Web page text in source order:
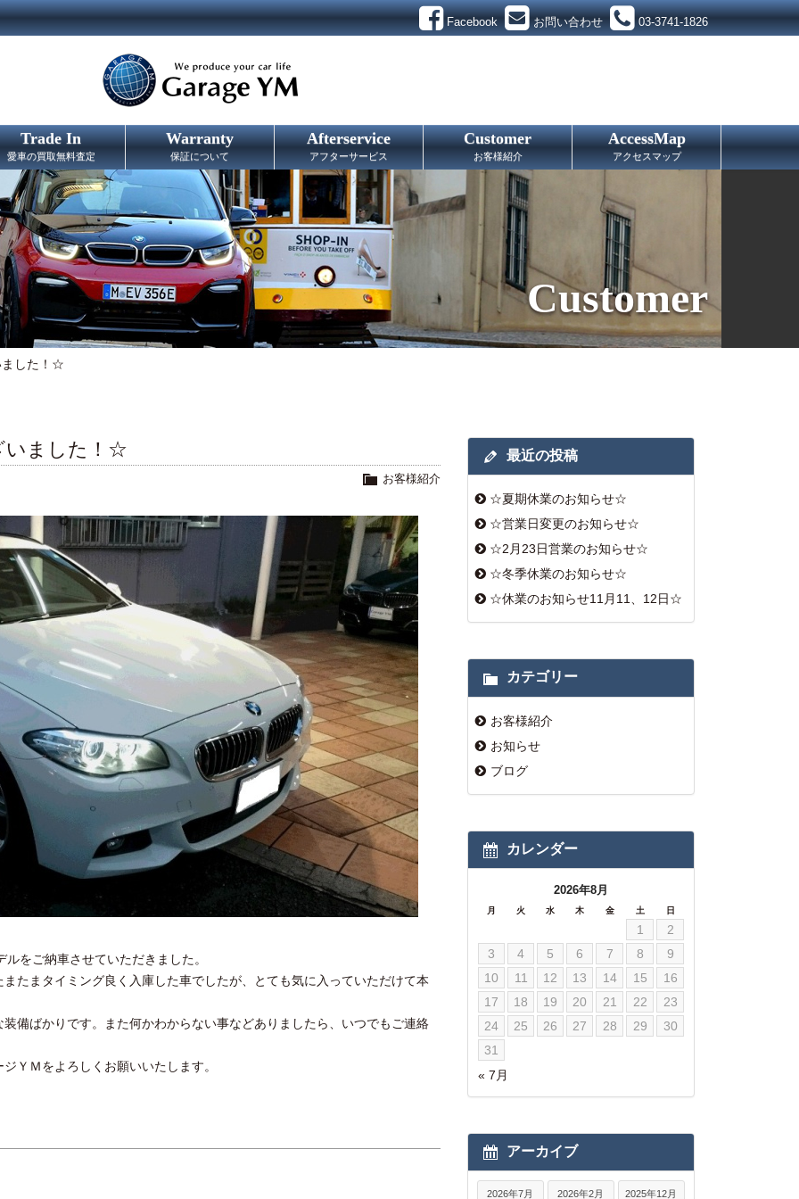
Facebook お問い合わせ 03-3741-1826
Trade In
愛車の買取無料査定
Warranty
保証について
Afterservice
アフターサービス
Customer
お客様紹介
AccessMap
アクセスマップ
Customer
ました！☆
いました！☆
お客様紹介
ご納車させていただきました。
たまタイミング良く入庫した車でしたが、とても気に入っていただけて本
備ばかりです。また何かわからない事などありましたら、いつでもご連絡
ＹＭをよろしくお願いいたします。
最近の投稿
☆夏期休業のお知らせ☆
☆営業日変更のお知らせ☆
☆2月23日営業のお知らせ☆
☆冬季休業のお知らせ☆
☆休業のお知らせ11月11、12日☆
カテゴリー
お客様紹介
お知らせ
ブログ
カレンダー
2026年8月
月 火 水 木 金 土 日
« 7月
1
2
3
4 5 6 7 8
9
10
11 12 13 14 15
16
17
18 19 20 21 22
23
24
25 26 27 28 29
30
31
アーカイブ
2026年7月 2026年2月 2025年12月